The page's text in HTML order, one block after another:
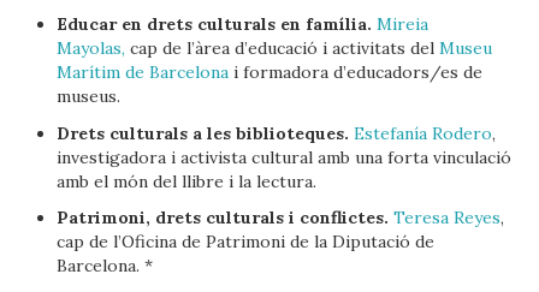
Educar en drets culturals en família.Mireia
Mayolas, cap de l’àrea d’educació i activitats delMuseu
Marítim de Barcelona i formadora d’educadors/es de
museus.
Drets culturals a les biblioteques.Estefanía Rodero,
investigadora i activista cultural amb una forta vinculació
amb el món del llibre i la lectura.
Patrimoni, drets culturals i conflictes.Teresa Reyes,
cap de l’Oficina de Patrimoni de la Diputació de
Barcelona. *